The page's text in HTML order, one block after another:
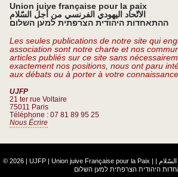
Union juive française pour la paix
الاتّحاد اليهودي الفرنسي من أجل السّلام
ההתאחדות היהודית הצרפתית למען השלום
Les seules publications de notre site qui
association sont notre charte et nos
articles publiés sur ce site sans
exactement nos positions, nous ont paru
aux débats ou à porter à votre connaissance.
UJFP
21 ter rue Voltaire
75011 Paris
Téléphone : 07 81 89 95 25
Nous Écrire
© 2026 | UJFP | Union juive Française pour la Paix | |
היהודית הצרפתית למען השלום